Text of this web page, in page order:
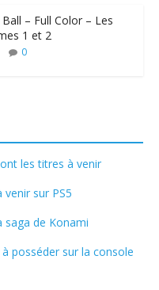
– Full Color – Les
1 et 2
0
les titres à venir
sur PS5
saga de Konami
posséder sur la console